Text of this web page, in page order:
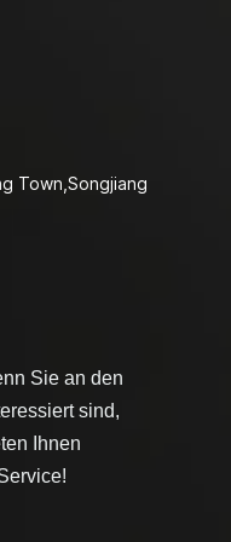
Town,Songjiang
Sie an den
sind,
Ihnen